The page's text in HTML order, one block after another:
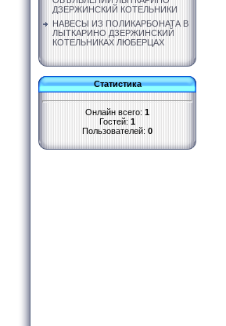
ДЗЕРЖИНСКИЙ КОТЕЛЬНИКИ
НАВЕСЫ ИЗ ПОЛИКАРБОНАТА В
ЛЫТКАРИНО ДЗЕРЖИНСКИЙ
КОТЕЛЬНИКАХ ЛЮБЕРЦАХ
Статистика
Онлайн всего: 1
Гостей: 1
Пользователей: 0